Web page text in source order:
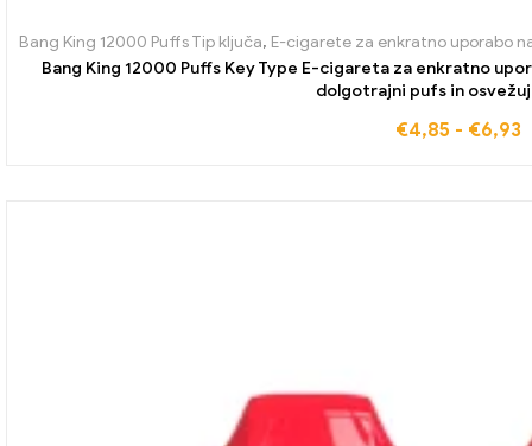
Bang King 12000 Puffs Tip ključa, E-cigarete za enkratno uporabo
Bang King 12000 Puffs Key Type E-cigareta za enkratno
dolgotrajni pufs in
€4,85 - €6,93